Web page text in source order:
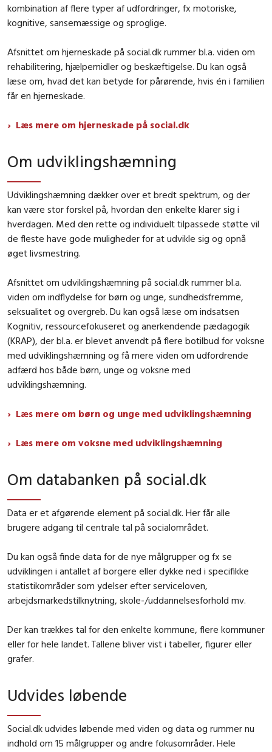
kombination af flere typer af udfordringer, fx motoriske,
kognitive, sansemæssige og sproglige.
Afsnittet om hjerneskade på social.dk rummer bl.a. viden om
rehabilitering, hjælpemidler og beskæftigelse. Du kan også
læse om, hvad det kan betyde for pårørende, hvis én i familien
får en hjerneskade.
Læs mere om hjerneskade på social.dk
Om udviklingshæmning
Udviklingshæmning dækker over et bredt spektrum, og der
kan være stor forskel på, hvordan den enkelte klarer sig i
hverdagen. Med den rette og individuelt tilpassede støtte vil
de fleste have gode muligheder for at udvikle sig og opnå
øget livsmestring.
Afsnittet om udviklingshæmning på social.dk rummer bl.a.
viden om indflydelse for børn og unge, sundhedsfremme,
seksualitet og overgreb. Du kan også læse om indsatsen
Kognitiv, ressourcefokuseret og anerkendende pædagogik
(KRAP), der bl.a. er blevet anvendt på flere botilbud for voksne
med udviklingshæmning og få mere viden om udfordrende
adfærd hos både børn, unge og voksne med
udviklingshæmning.
Læs mere om børn og unge med udviklingshæmning
Læs mere om voksne med udviklingshæmning
Om databanken på social.dk
Data er et afgørende element på social.dk. Her får alle
brugere adgang til centrale tal på socialområdet.
Du kan også finde data for de nye målgrupper og fx se
udviklingen i antallet af borgere eller dykke ned i specifikke
statistikområder som ydelser efter serviceloven,
arbejdsmarkedstilknytning, skole-/uddannelsesforhold mv.
Der kan trækkes tal for den enkelte kommune, flere kommuner
eller for hele landet. Tallene bliver vist i tabeller, figurer eller
grafer.
Udvides løbende
Social.dk udvides løbende med viden og data og rummer nu
indhold om 15 målgrupper og andre fokusområder. Hele